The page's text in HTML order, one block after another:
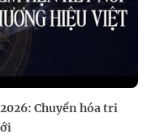
Chuyển hóa tri